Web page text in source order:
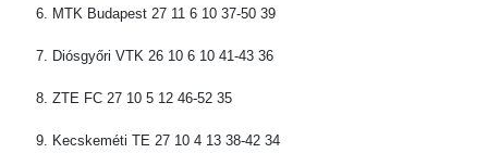
6. MTK Budapest 27 11 6 10 37-50 39
7. Diósgyőri VTK 26 10 6 10 41-43 36
8. ZTE FC 27 10 5 12 46-52 35
9. Kecskeméti TE 27 10 4 13 38-42 34